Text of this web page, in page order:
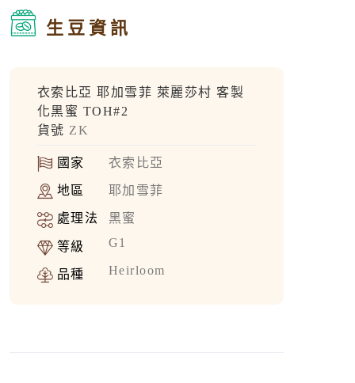
生豆資訊
衣索比亞 耶加雪菲 萊麗莎村 客製
化黑蜜 TOH#2
貨號 ZK
國家 衣索比亞
地區 耶加雪菲
處理法 黑蜜
等級 G1
品種 Heirloom